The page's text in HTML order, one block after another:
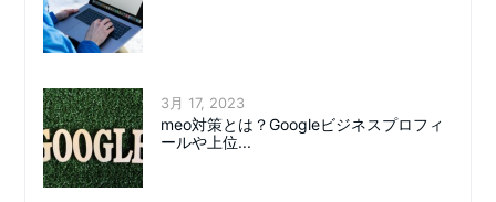
3月 17, 2023
meo対策とは？Googleビジネスプロフィ
ールや上位...